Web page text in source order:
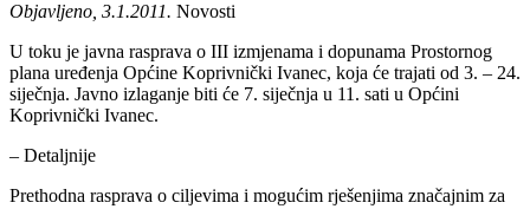
Objavljeno, 3.1.2011. Novosti
U toku je javna rasprava o III izmjenama i dopunama Prostornog
plana uređenja Općine Koprivnički Ivanec, koja će trajati od 3. – 24.
siječnja. Javno izlaganje biti će 7. siječnja u 11. sati u Općini
Koprivnički Ivanec.
– Detaljnije
Prethodna rasprava o ciljevima i mogućim rješenjima značajnim za